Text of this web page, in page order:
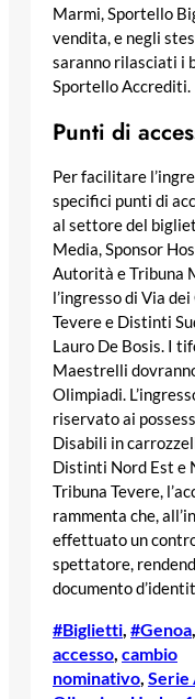
Marmi, Sportello
vendita, e negli
saranno rilasciati i
Sportello Accrediti.
Punti di
Per facilitare
specifici punti di
al settore del
Media, Sponsor
Autorità e Tribuna
l’ingresso di Via
Tevere e Distinti
Lauro De Bosis. I
Maestrelli
Olimpiadi.
riservato ai
Disabili in
Distinti Nord Est e
Tribuna Tevere,
rammenta che,
effettuato un
spettatore,
documento
#Biglietti #Genoa
accesso cambio
nominativo Serie